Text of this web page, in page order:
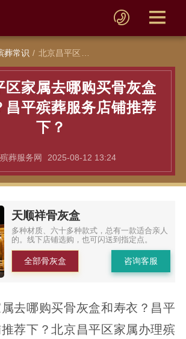
葬常识 北京昌平区家属去哪购买骨灰盒和寿衣？昌平殡葬服务店铺推荐下？
区家属去哪购买骨灰盒
昌平殡葬服务店铺推荐
下？
葬服务网 2025-08-12 13:24
天顺祥骨灰盒
多种材质、六十多种款式，总有一款适合亲人
的。线下店铺选购，也可闪送到指定点。
全部骨灰盒 咨询客服
去哪购买骨灰盒和寿衣？昌平
荐下？北京昌平区家属办理殡